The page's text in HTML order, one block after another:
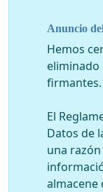
Anuncio
Hemos
eliminado
firmantes.
El
Datos de
una
almacene